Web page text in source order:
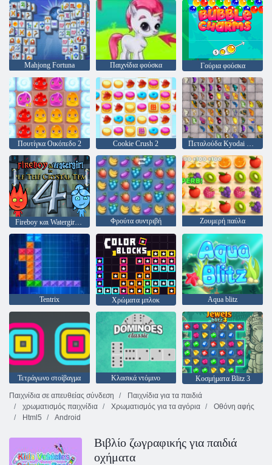
Mahjong Fortuna Παιχνίδια φούσκα Γούρια φούσκα
Πουτίγκα Οικόπεδο 2 Cookie Crush 2 Πεταλούδα Kyodai HD
Φρούτα συντριβή Ζουμερή παύλα
Tentrix Χρώματα μπλοκ Aqua blitz
Τετράγωνο στοίβαγμα Κλασικά ντόμινο
Κοσμήματα Blitz 3
Παιχνίδια σε απευθείας σύνδεση
Παιχνίδια για τα παιδιά
χρωματισμός παιχνίδια
Χρωματισμός για τα αγόρια
Οθόνη αφής
Html5
Android
Βιβλίο ζωγραφικής για παιδιά
οχήματα